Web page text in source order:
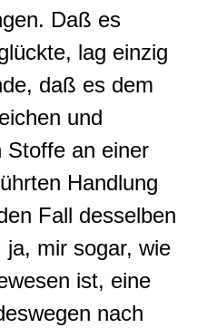
Daß es
lag einzig
daß es dem
und
Stoffe an einer
Handlung
Fall desselben
ja, mir sogar, wie
ist, eine
nach